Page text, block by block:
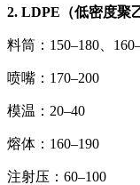
2. LDPE（低密度聚
料筒：150–180、
喷嘴：170–200
模温：20–40
熔体：160–190
注射压：60–100